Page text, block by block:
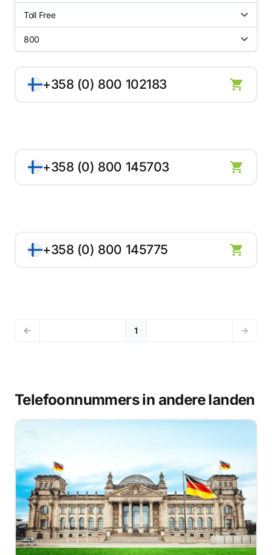
Toll Free
800
+358 (0) 800 102183
+358 (0) 800 145703
+358 (0) 800 145775
1
Telefoonnummers in andere landen